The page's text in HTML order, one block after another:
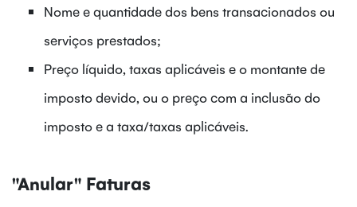
Nome e quantidade dos bens transacionados ou
serviços prestados;
Preço líquido, taxas aplicáveis e o montante de
imposto devido, ou o preço com a inclusão do
imposto e a taxa/taxas aplicáveis.
"Anular" Faturas